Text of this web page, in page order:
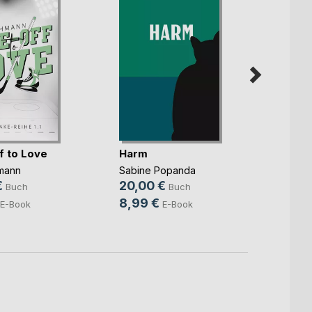
to Love
Buch
E-Book
Harm
Sabine Popanda
20,00 € Buch
8,99 € E-Book